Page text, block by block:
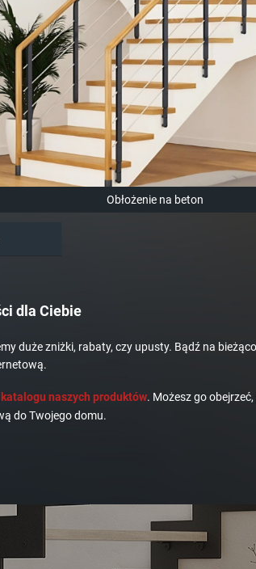
Obłożenie na beton
dla Ciebie
duże zniżki, rabaty, czy upusty. Bądź na
katalogu naszych produktów. Możesz go
do Twojego domu.